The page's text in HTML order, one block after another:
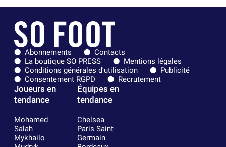
Abonnements
Contacts
La boutique SO PRESS
Mentions légales
Conditions générales d'utilisation
Publicité
Consentement RGPD
Recrutement
Joueurs en
tendance
Mohamed
Salah
Mykhailo
Équipes en
tendance
Chelsea
Paris Saint-
Germain